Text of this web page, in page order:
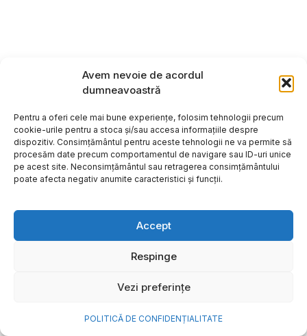
Avem nevoie de acordul
dumneavoastră
Pentru a oferi cele mai bune experiențe, folosim tehnologii precum
cookie-urile pentru a stoca și/sau accesa informațiile despre
dispozitiv. Consimțământul pentru aceste tehnologii ne va permite să
procesăm date precum comportamentul de navigare sau ID-uri unice
pe acest site. Neconsimțământul sau retragerea consimțământului
poate afecta negativ anumite caracteristici și funcții.
Accept
Respinge
Vezi preferințe
POLITICĂ DE CONFIDENȚIALITATE